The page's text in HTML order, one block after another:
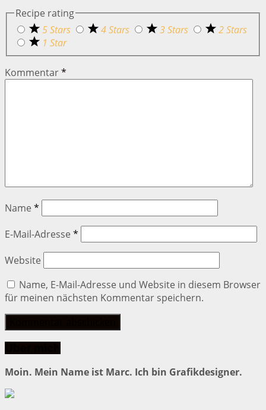
Recipe rating
5 Stars
4 Stars 3 Stars
2 Stars
1 Star
Kommentar*
Name *
E-Mail-Adresse *
Website
Name, E-Mail-Adresse und Website in diesem Browser
für meinen nächsten Kommentar speichern.
Moin. Mein Name ist Marc. Ich bin Grafikdesigner.